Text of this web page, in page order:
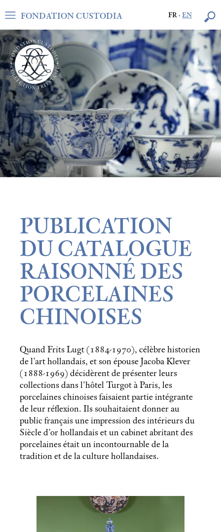
FR·EN
FONDATION CUSTODIA
PUBLICATION
DU CATALOGUE
RAISONNÉ DES
PORCELAINES
CHINOISES
Quand Frits Lugt (1884-1970), célèbre historien
de l’art hollandais, et son épouse Jacoba Klever
(1888-1969) décidèrent de présenter leurs
collections dans l’hôtel Turgot à Paris, les
porcelaines chinoises faisaient partie intégrante
de leur réflexion. Ils souhaitaient donner au
public français une impression des intérieurs du
Siècle d’or hollandais et un cabinet abritant des
porcelaines était un incontournable de la
tradition et de la culture hollandaises.